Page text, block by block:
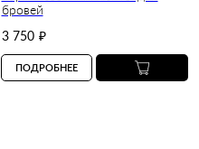
бровей
3 750 ₽
ПОДРОБНЕЕ